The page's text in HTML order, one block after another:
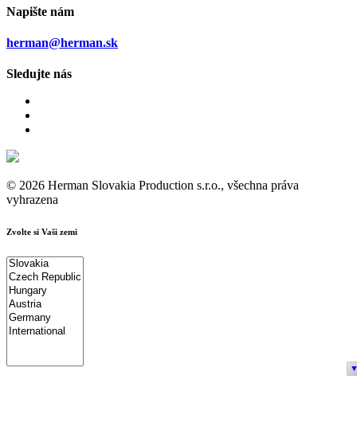
Napište nám
herman@herman.sk
Sledujte nás
© 2026 Herman Slovakia Production s.r.o., všechna práva
vyhrazena
Zvolte si Vaši zemi